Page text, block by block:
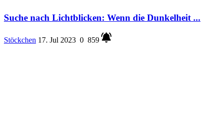
Suche nach Lichtblicken: Wenn die Dunkelheit ...
Stöckchen 17. Jul 2023 0 859